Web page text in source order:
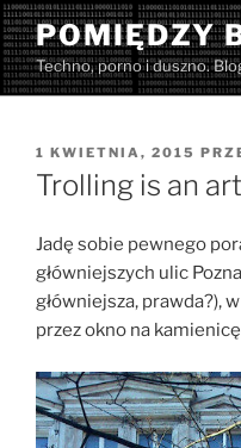
Przejdź
do
treści
POMIĘDZY
Techno, porno i duszno.
OPUBLIKOWANE
W
1 KWIETNIA, 2015
Trolling is an art
Jadę sobie pewnego
główniejszych ulic
główniejsza, prawda?),
przez okno na